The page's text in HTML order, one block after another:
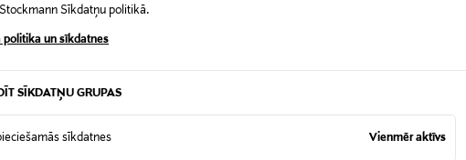
Sīkdatņu politikā.
politika un sīkdatnes
SĪKDATŅU GRUPAS
sīkdatnes Vienmēr aktīvs
PRIEKŠROCĪBA
KUPONA PRIEKŠROCĪBA